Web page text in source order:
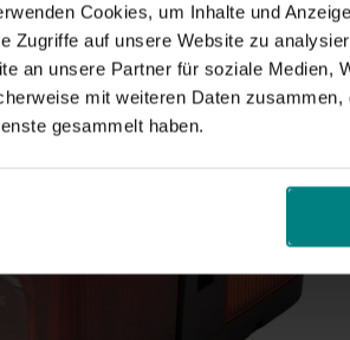
Cookies, um Inhalte und
Zugriffe auf unsere Website zu
an unsere Partner für soziale Medien,
mit weiteren Daten
gesammelt haben.